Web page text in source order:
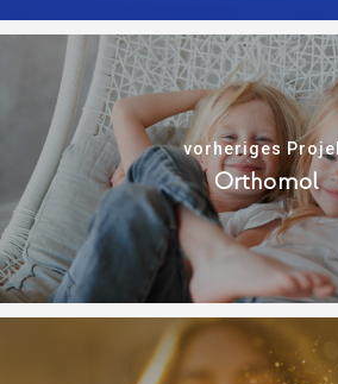
vorheriges
Orthomol